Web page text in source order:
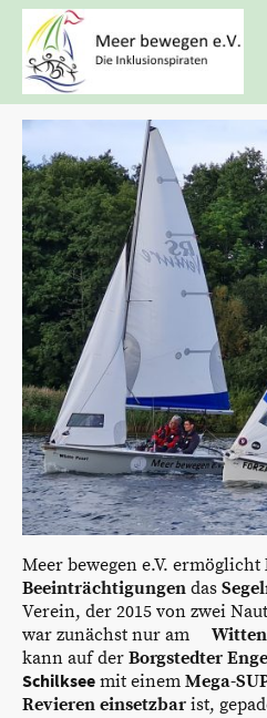
Meer bewegen e.V. ermöglicht
Beeinträchtigungen das
Verein, der 2015 von zwei
war zunächst nur am
kann auf der Borgstedter
Schilksee mit einem Mega-
Revieren einsetzbar ist,